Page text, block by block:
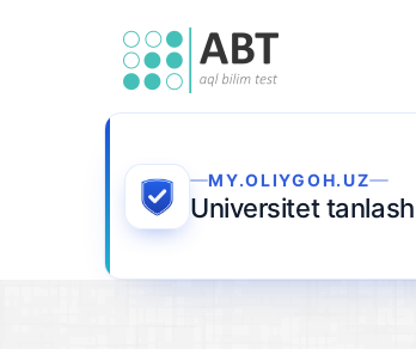
MY.OLIYGOH.UZ
Universitet